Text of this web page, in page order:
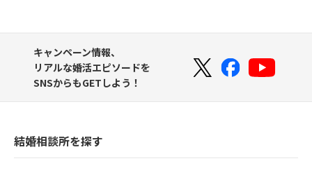
キャンペーン情報、
リアルな婚活エピソードを
SNSからもGETしよう！
結婚相談所を探す